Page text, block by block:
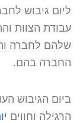
ליום גיבוש
עבודת הצוות
שלהם לחברה
החברה בהם.
ביום הגיבוש
הרגילה וחווים י